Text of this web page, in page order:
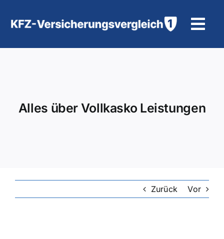
Inhalt
Alles über Vollkasko Leistungen
Zurück Vor